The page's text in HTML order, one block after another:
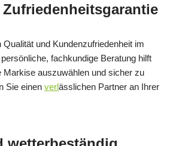
Qualität und Kundenzufriedenheit im
fachkundige Beratung hilft
Markise auszuwählen und sicher zu
Sie einen verlässlichen Partner an Ihrer